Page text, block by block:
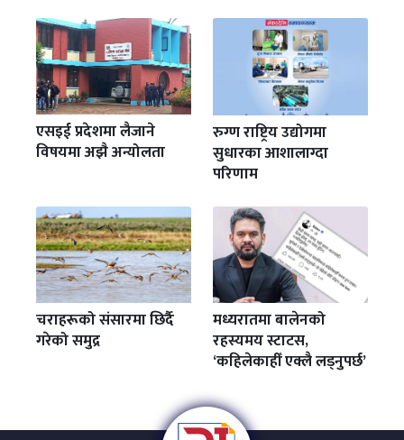
एसइई प्रदेशमा लैजाने
विषयमा अझै अन्योलता
रुग्ण राष्ट्रिय उद्योगमा
सुधारका आशालाग्दा
परिणाम
चराहरूको संसारमा छिर्दै
गरेको समुद्र
मध्यरातमा बालेनको
रहस्यमय स्टाटस,
‘कहिलेकाहीँ एक्लै लड्नुपर्छ’